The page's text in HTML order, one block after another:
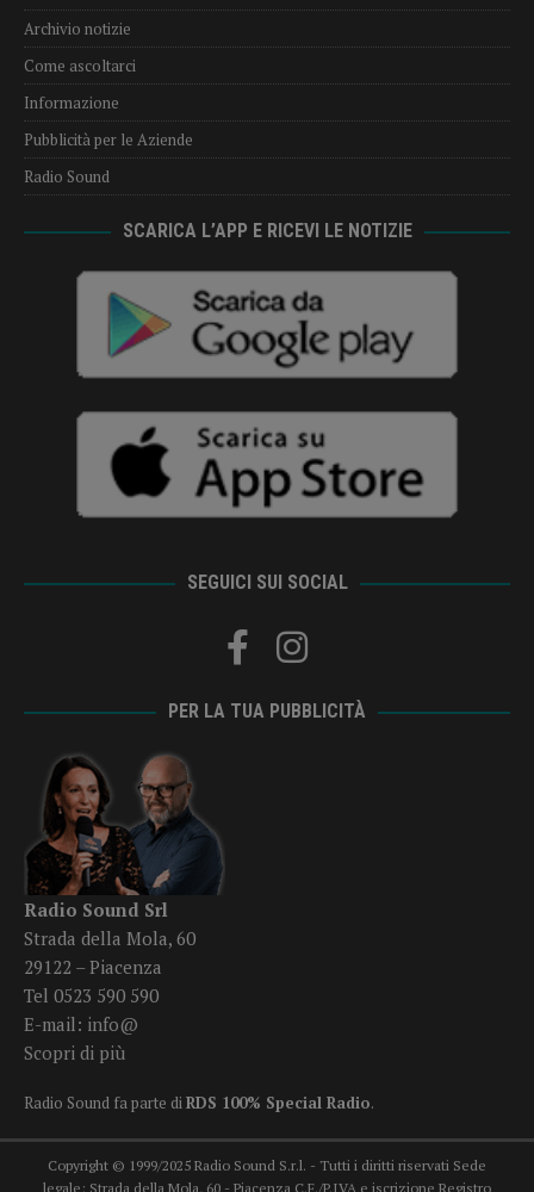
Archivio notizie
Come ascoltarci
Informazione
Pubblicità per le Aziende
Radio Sound
SCARICA L’APP E RICEVI LE NOTIZIE
SEGUICI SUI SOCIAL
PER LA TUA PUBBLICITÀ
Radio Sound Srl
Strada della Mola, 60
29122 – Piacenza
Tel 0523 590 590
E-mail: info@
Scopri di più
Radio Sound fa parte diRDS 100% Special Radio.
Copyright © 1999/2025 Radio Sound S.r.l. - Tutti i diritti riservati Sede
legale: Strada della Mola, 60 - Piacenza C.F./P.IVA e iscrizione Registro